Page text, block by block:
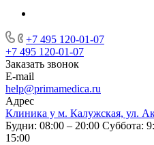
+7 495 120-01-07
+7 495 120-01-07
Заказать звонок
E-mail
help@primamedica.ru
Адрес
Клиника у м. Калужская, ул.
Будни: 08:00 – 20:00 Суббота:
15:00